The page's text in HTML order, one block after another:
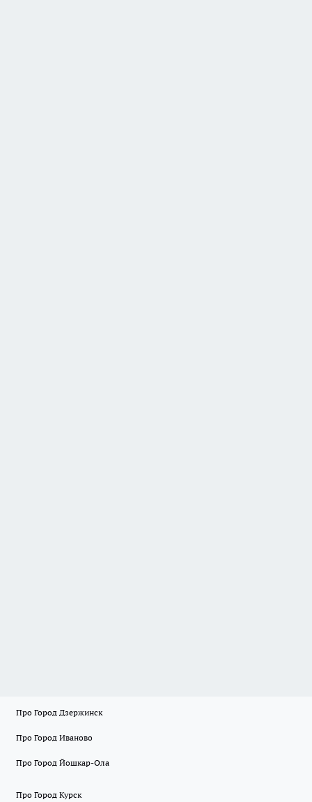
Про Город Дзержинск
Про Город Иваново
Про Город Йошкар-Ола
Про Город Курск